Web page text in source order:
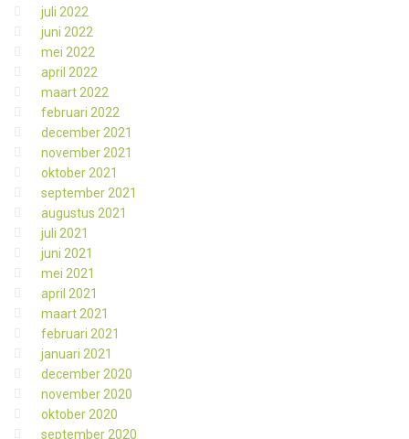
juli 2022
juni 2022
mei 2022
april 2022
maart 2022
februari 2022
december 2021
november 2021
oktober 2021
september 2021
augustus 2021
juli 2021
juni 2021
mei 2021
april 2021
maart 2021
februari 2021
januari 2021
december 2020
november 2020
oktober 2020
september 2020